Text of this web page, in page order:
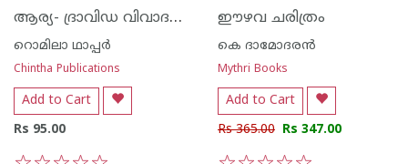
ആര്യ- ദ്രാവിഡ വിവാദവും മതനിരപേക്ഷതയും
റൊമിലാ ഥാപ്പര്‍
Chintha Publications
Add to Cart
Rs 95.00
ഈഴവ ചരിത്രം
കെ ദാമോദരന്‍
Mythri Books
Add to Cart
Rs 365.00 Rs 347.00